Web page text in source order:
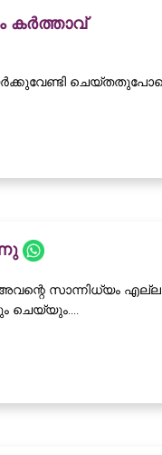
കർത്താവ്
സാന്നിധ്യം
ചെയ്യും....